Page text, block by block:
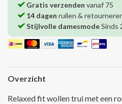
Gratis verzenden vanaf 75
14 dagen ruilen &
Stijlvolle damesmodeSinds
Overzicht
Relaxed fit wollen trui met een